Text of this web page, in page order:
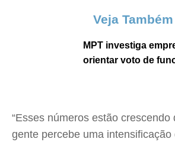
Veja Também
MPT investiga
orientar voto de
“Esses números estão crescendo
gente percebe uma intensificação